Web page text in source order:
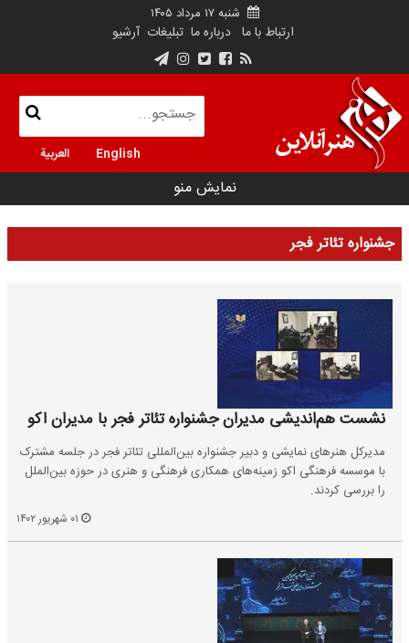
شنبه ۱۷ مرداد ۱۴۰۵
ارتباط با ما درباره ما تبلیغات آرشیو
English العربية
نمایش منو
جشنواره تئاتر فجر
نشست هم‌اندیشی مدیران جشنواره تئاتر فجر با مدیران اکو
مدیرکل هنرهای نمایشی و دبیر جشنواره بین‌المللی تئاتر فجر در جلسه مشترک
با موسسه فرهنگی اکو زمینه‌های همکاری فرهنگی و هنری در حوزه بین‌الملل
را بررسی کردند.